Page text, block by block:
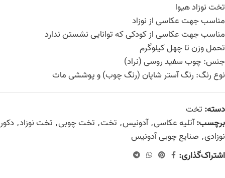
تخت نوزاد هیوا
مناسب جهت عکاسی از نوزاد
مناسب جهت عکاسی از کودکی که توانایی نشستن ندارد
تحمل وزن تا چهل کیلوگرم
جنس: چوب سفید روسی (نراد)
نوع رنگ: رنگ آستر شاپان (رنگ چوب) و پوششی مات
دسته: تخت
برچسب:آتلیه عکاسی, آدونیس, تخت, تخت چوبی, تخت نوزاد, دکور
نوزادی, صنایع چوبی آدونیس
اشتراک‌گذاری: